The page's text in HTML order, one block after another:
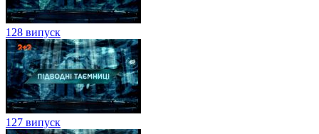
128 випуск
127 випуск